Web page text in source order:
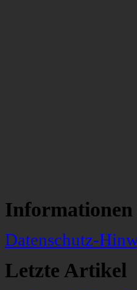
Informationen
Datenschutz-
Letzte Artikel